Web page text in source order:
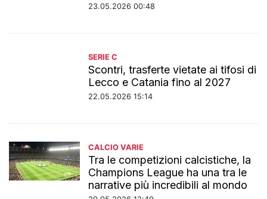
23.05.2026 00:48
SERIE C
Scontri, trasferte vietate ai tifosi di
Lecco e Catania fino al 2027
22.05.2026 15:14
CALCIO VARIE
Tra le competizioni calcistiche, la
Champions League ha una tra le
narrative più incredibili al mondo